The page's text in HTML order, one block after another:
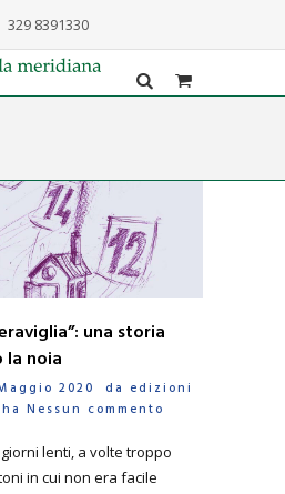
329 8391330
una storia
noia
2020 da edizioni
Nessun commento
lenti, a volte troppo
in cui non era facile